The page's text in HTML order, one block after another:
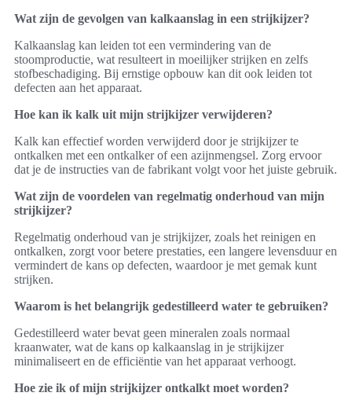
Wat zijn de gevolgen van kalkaanslag in een strijkijzer?
Kalkaanslag kan leiden tot een vermindering van de
stoomproductie, wat resulteert in moeilijker strijken en zelfs
stofbeschadiging. Bij ernstige opbouw kan dit ook leiden tot
defecten aan het apparaat.
Hoe kan ik kalk uit mijn strijkijzer verwijderen?
Kalk kan effectief worden verwijderd door je strijkijzer te
ontkalken met een ontkalker of een azijnmengsel. Zorg ervoor
dat je de instructies van de fabrikant volgt voor het juiste gebruik.
Wat zijn de voordelen van regelmatig onderhoud van mijn
strijkijzer?
Regelmatig onderhoud van je strijkijzer, zoals het reinigen en
ontkalken, zorgt voor betere prestaties, een langere levensduur en
vermindert de kans op defecten, waardoor je met gemak kunt
strijken.
Waarom is het belangrijk gedestilleerd water te gebruiken?
Gedestilleerd water bevat geen mineralen zoals normaal
kraanwater, wat de kans op kalkaanslag in je strijkijzer
minimaliseert en de efficiëntie van het apparaat verhoogt.
Hoe zie ik of mijn strijkijzer ontkalkt moet worden?